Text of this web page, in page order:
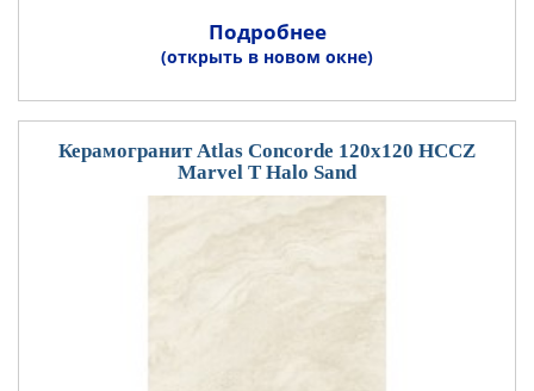
Подробнее
(открыть в новом окне)
Керамогранит Atlas Concorde 120x120 HCCZ
Marvel T Halo Sand